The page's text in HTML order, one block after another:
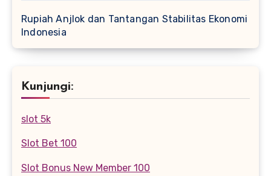
Rupiah Anjlok dan Tantangan Stabilitas Ekonomi
Indonesia
Kunjungi:
slot 5k
Slot Bet 100
Slot Bonus New Member 100